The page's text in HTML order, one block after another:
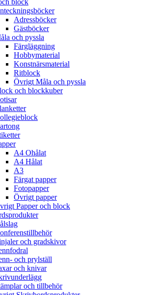
block
Adressböcker
Gästböcker
och pyssla
Färgläggning
Hobbymaterial
Konstnärsmaterial
Ritblock
Övrigt Måla och pyssla
och blockkuber
A4 Ohålat
A4 Hålat
A3
Färgat papper
Fotopapper
Övrigt papper
Papper och block
och gradskivor
och prylställ
och knivar
och tillbehör